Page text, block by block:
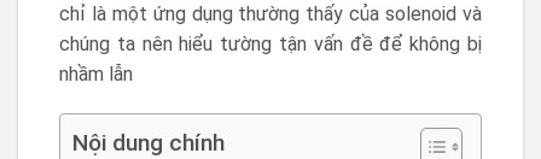
chỉ là một ứng dụng thường thấy của solenoid và
chúng ta nên hiểu tường tận vấn đề để không bị
nhầm lẫn
Nội dung chính